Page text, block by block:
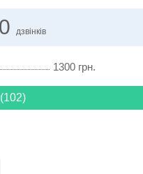
дзвінків
1300 грн.